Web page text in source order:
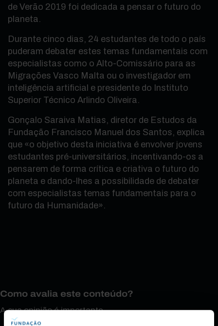
de Verão 2019 foi dedicada a pensar o futuro do
planeta.
Durante cinco dias, 24 estudantes de todo o país
puderam debater estes temas fundamentais com
especialistas como o Alto-Comissário para as
Migrações Vasco Malta ou o investigador em
inteligência artificial e presidente do Instituto
Superior Técnico Arlindo Oliveira.
Gonçalo Saraiva Matias, diretor de Estudos da
Fundação Francisco Manuel dos Santos, explica
que «o objetivo desta iniciativa é envolver jovens
estudantes pré-universitários, incentivando-os a
pensarem de forma crítica e criativa o futuro do
planeta e dando-lhes a possibilidade de debater
com especialistas temas fundamentais para o
futuro da Humanidade».
Como avalia este conteúdo?
A sua opinião é importante.